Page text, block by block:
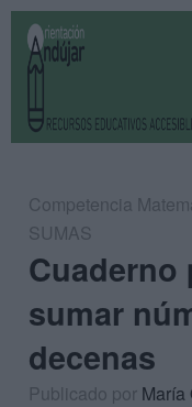
Competencia
SUMAS
Cuaderno
sumar
decenas
Publicado por María